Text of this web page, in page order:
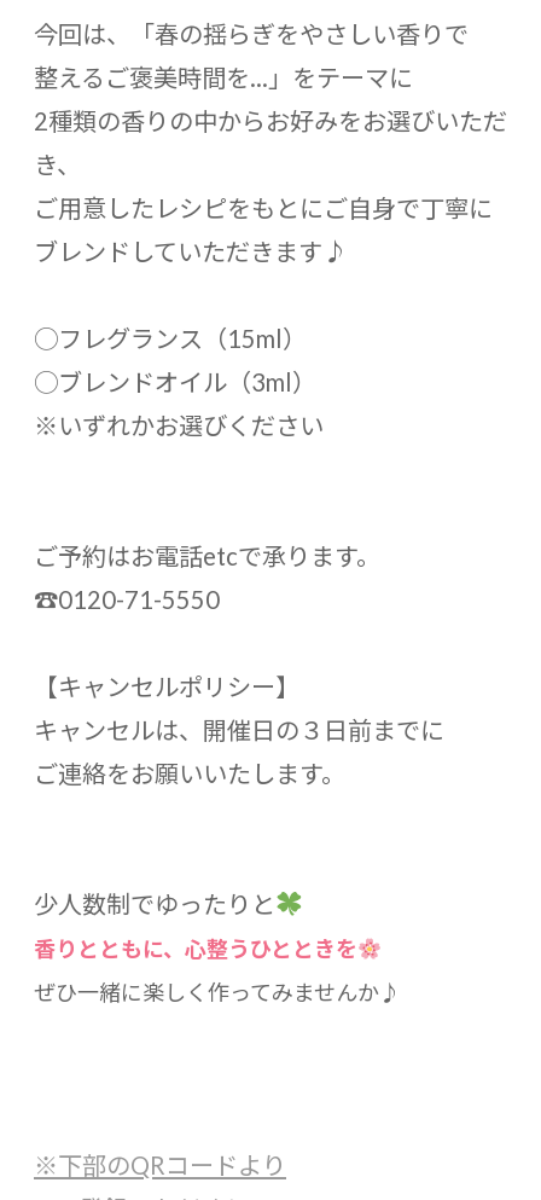
今回は、「春の揺らぎをやさしい香りで
整えるご褒美時間を…」をテーマに
2種類の香りの中からお好みをお選びいただ
き、
ご用意したレシピをもとにご自身で丁寧に
ブレンドしていただきます♪
◯フレグランス（15ml）
◯ブレンドオイル（3ml）
※いずれかお選びください
ご予約はお電話etcで承ります。
☎︎0120-71-5550
【キャンセルポリシー】
キャンセルは、開催日の３日前までに
ご連絡をお願いいたします。
少人数制でゆったりと
香りとともに、心整うひとときを
ぜひ一緒に楽しく作ってみませんか♪
※下部のQRコードより